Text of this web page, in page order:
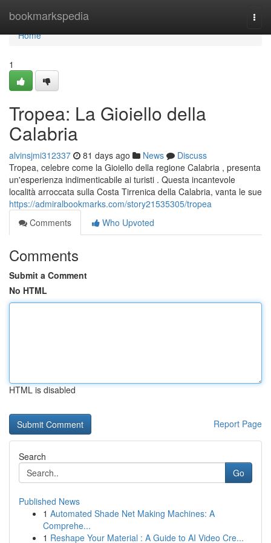
bookmarkspedia
Home
Home
1
Tropea: La Gioiello della
Calabria
alvinsjmi312337 81 days ago News
Discuss
Tropea, celebre come la Gioiello della regione Calabria , presenta
un'esperienza indimenticabile ai turisti . Questa incantevole
località arroccata sulla Costa Tirrenica della Calabria, vanta le sue
https://admiralbookmarks.com/story21535305/tropea
Comments
Who Upvoted
Comments
Submit a Comment
No HTML
HTML is disabled
Report Page
Search
Go
Published News
1 Automated Shade Net Making Machines: A
Comprehe...
1 Reshape Your Material : A Guide to AI Video Cre...